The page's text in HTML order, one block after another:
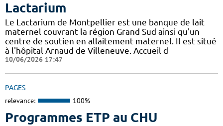
Lactarium
Le Lactarium de Montpellier est une banque de lait
maternel couvrant la région Grand Sud ainsi qu'un
centre de soutien en allaitement maternel. Il est situé
à l'hôpital Arnaud de Villeneuve. Accueil d
10/06/2026 17:47
PAGES
relevance: 100%
Programmes ETP au CHU